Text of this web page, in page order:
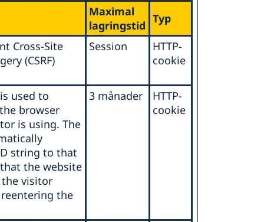
Maximal
lagringstid Typ
Cross-Site
(CSRF)
Session
HTTP-
cookie
used to
browser
is using. The
string to that
the website
visitor
the
3 månader
HTTP-
cookie